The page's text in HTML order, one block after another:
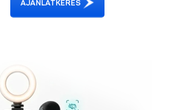
AJÁNLATKÉRÉS